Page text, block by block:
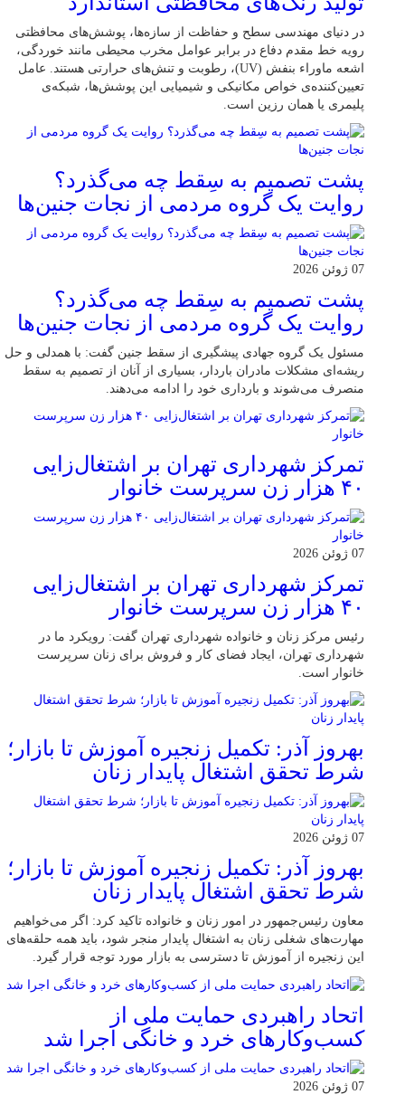
در دنیای مهندسی سطح و حفاظت از سازه‌ها، پوشش‌های محافظتی
رویه خط مقدم دفاع در برابر عوامل مخرب محیطی مانند خوردگی،
اشعه ماوراء بنفش (UV)، رطوبت و تنش‌های حرارتی هستند. عامل
تعیین‌کننده‌ی خواص مکانیکی و شیمیایی این پوشش‌ها، شبکه‌ی
پلیمری یا همان رزین است.
پشت تصمیم به سِقط چه می‌گذرد؟
روایت یک گروه مردمی از نجات جنین‌ها
07 ژوئن 2026
پشت تصمیم به سِقط چه می‌گذرد؟
روایت یک گروه مردمی از نجات جنین‌ها
مسئول یک گروه جهادی پیشگیری از سقط جنین گفت: با همدلی و حل
ریشه‌ای مشکلات مادران باردار، بسیاری از آنان از تصمیم به سقط
منصرف می‌شوند و بارداری خود را ادامه می‌دهند.
تمرکز شهرداری تهران بر اشتغال‌زایی
۴۰ هزار زن سرپرست خانوار
07 ژوئن 2026
تمرکز شهرداری تهران بر اشتغال‌زایی
۴۰ هزار زن سرپرست خانوار
رئیس مرکز زنان و خانواده شهرداری تهران گفت: رویکرد ما در
شهرداری تهران، ایجاد فضای کار و فروش برای زنان سرپرست
خانوار است.
بهروز آذر: تکمیل زنجیره آموزش تا بازار؛
شرط تحقق اشتغال پایدار زنان
07 ژوئن 2026
بهروز آذر: تکمیل زنجیره آموزش تا بازار؛
شرط تحقق اشتغال پایدار زنان
معاون رئیس‌جمهور در امور زنان و خانواده تاکید کرد: اگر می‌خواهیم
مهارت‌های شغلی زنان به اشتغال پایدار منجر شود، باید همه حلقه‌های
این زنجیره از آموزش تا دسترسی به بازار مورد توجه قرار گیرد.
اتحاد راهبردی حمایت ملی از
کسب‌وکارهای خرد و خانگی اجرا شد
07 ژوئن 2026